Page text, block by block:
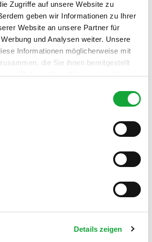
Zugriffe auf unsere Website zu
geben wir Informationen zu Ihrer
Website an unsere Partner für
und Analysen weiter. Unsere
Informationen möglicherweise mit
die Sie ihnen bereitgestellt
im Rahmen Ihrer Nutzung der Dienste
Details zeigen
Auf der Karte anschauen